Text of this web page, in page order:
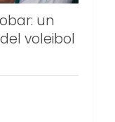
un
voleibol